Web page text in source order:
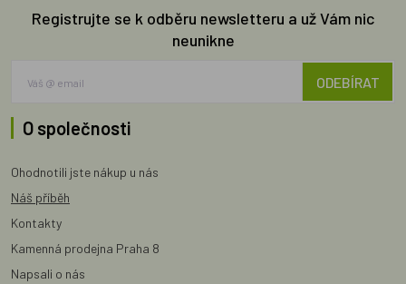
Registrujte se k odběru newsletteru a už Vám nic
neunikne
ODEBÍRAT
O společnosti
Ohodnotili jste nákup u nás
Náš příběh
Kontakty
Kamenná prodejna Praha 8
Napsali o nás